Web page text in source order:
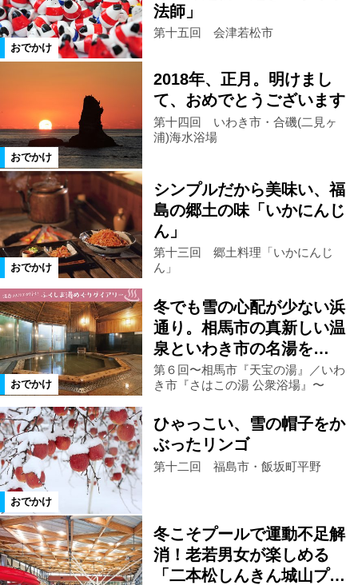
猪苗代町 国見町
白河市
矢吹町 棚倉町 喜多方市
会津坂下町
県南エリア 宮城県 磐梯町
玉川村 本宮市
山形県 天栄村 北塩原村
矢祭町 桑折町 川俣町
大玉村 田村市 湯川村
西会津町 古殿町 塙町
石川町 福島県全域
小野町 鮫川村 米沢市
おでかけ
法師」
第十五回 会津若松市
おでかけ
2018年、正月。明けまし
て、おめでとうございます
第十四回 いわき市・合磯(二見ヶ
浦)海水浴場
おでかけ
シンプルだから美味い、福
島の郷土の味「いかにんじ
ん」
第十三回 郷土料理「いかにんじ
ん」
おでかけ
冬でも雪の心配が少ない浜
通り。相馬市の真新しい温
泉といわき市の名湯を…
第６回〜相馬市『天宝の湯』／いわ
き市『さはこの湯 公衆浴場』〜
おでかけ
ひゃっこい、雪の帽子をか
ぶったリンゴ
第十二回 福島市・飯坂町平野
冬こそプールで運動不足解
消！老若男女が楽しめる
「二本松しんきん城山プ…